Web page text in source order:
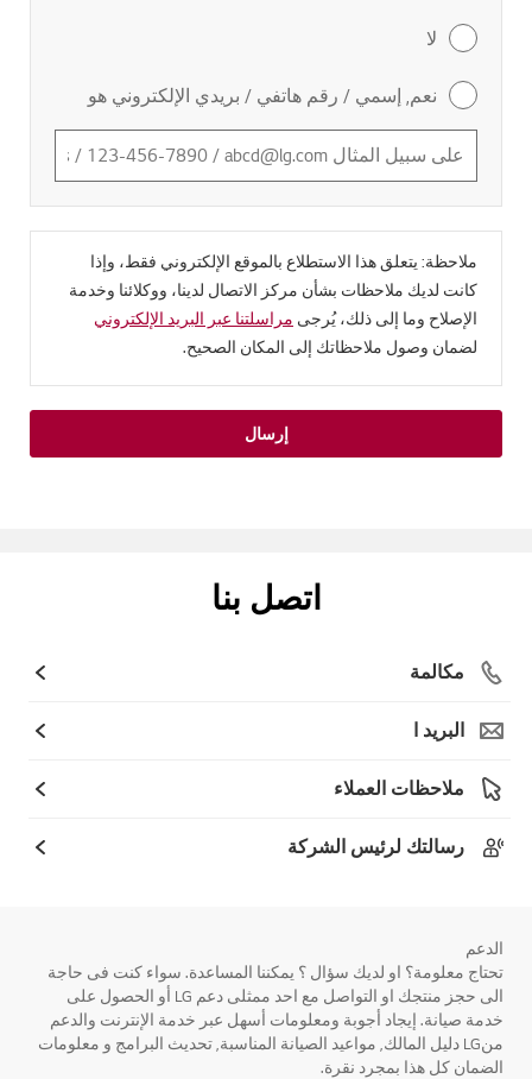
لا
نعم, إسمي / رقم هاتفي / بريدي الإلكتروني هو
ملاحظة: يتعلق هذا الاستطلاع بالموقع الإلكتروني فقط، وإذا
كانت لديك ملاحظات بشأن مركز الاتصال لدينا، ووكلائنا وخدمة
الإصلاح وما إلى ذلك، يُرجى مراسلتنا عبر البريد الإلكتروني
لضمان وصول ملاحظاتك إلى المكان الصحيح.
إرسال
اتصل بنا
مكالمة
البريد ا
ملاحظات العملاء
رسالتك لرئيس الشركة
الدعم
تحتاج معلومة؟ او لديك سؤال ؟ يمكننا المساعدة. سواء كنت فى حاجة
الى حجز منتجك او التواصل مع احد ممثلى دعم LG أو الحصول على
خدمة صيانة. إيجاد أجوبة ومعلومات أسهل عبر خدمة الإنترنت والدعم
منLG دليل المالك, مواعيد الصيانة المناسبة, تحديث البرامج و معلومات
الضمان كل هذا بمجرد نقرة.